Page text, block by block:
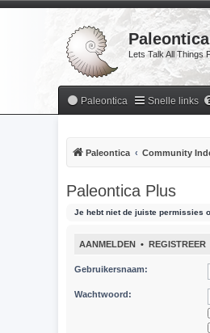
Lets Talk All Things
Paleontica Snelle links
Paleontica Community
Paleontica Plus
Je hebt niet de juiste permissies
AANMELDEN • REGISTREER
Gebruikersnaam:
Wachtwoord: